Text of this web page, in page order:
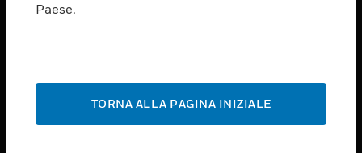
toggle view
Paese.
TORNA ALLA PAGINA INIZIALE